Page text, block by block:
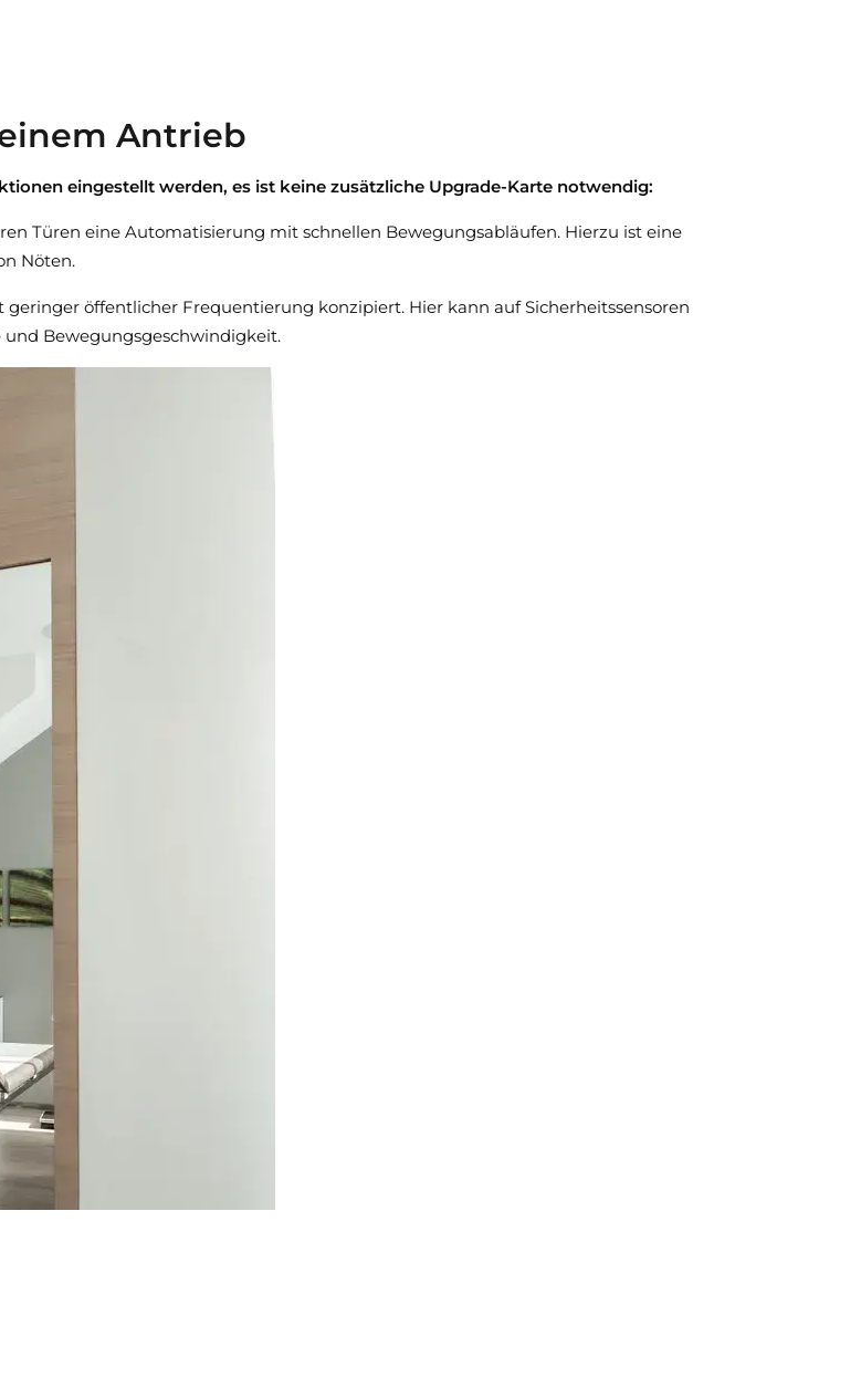
Antrieb
eingestellt werden, es ist keine zusätzliche Upgrade-Karte notwendig:
Türen eine Automatisierung mit schnellen Bewegungsabläufen. Hierzu ist eine
Nöten.
öffentlicher Frequentierung konzipiert. Hier kann auf Sicherheitssensoren
Bewegungsgeschwindigkeit.